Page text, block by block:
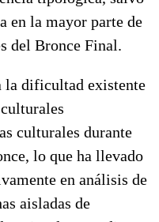
en la mayor parte de
del Bronce Final.
la dificultad existente
culturales durante
lo que ha llevado
en análisis de
aisladas de